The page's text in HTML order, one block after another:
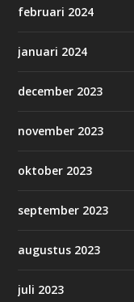
februari 2024
januari 2024
december 2023
november 2023
oktober 2023
september 2023
augustus 2023
juli 2023